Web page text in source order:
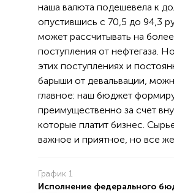
наша валюта подешевела к
опустившись с 70,5 до 94,3
может рассчитывать на
поступления от нефтегаза.
этих поступлениях и
барыши от девальвации,
главное: наш бюджет
преимущественно за счет
которые платит бизнес.
важное и приятное, но все
График 1
Исполнение федерального